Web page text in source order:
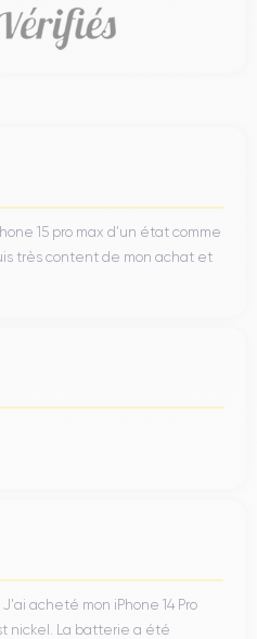
15 pro max d’un état comme
très content de mon achat et
acheté mon iPhone 14 Pro
nickel. La batterie a été